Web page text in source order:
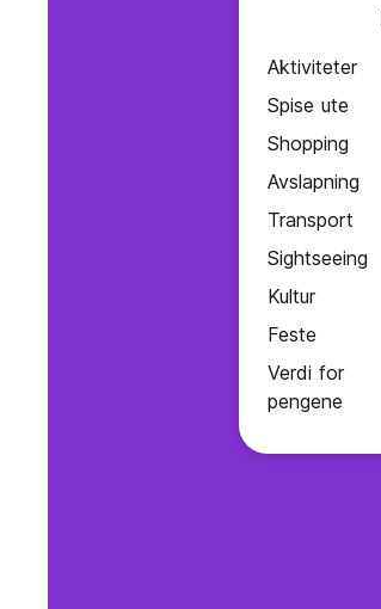
Aktiviteter
Spise ute
Shopping
Avslapning
Transport
Sightseeing
Kultur
Feste
Verdi for
pengene